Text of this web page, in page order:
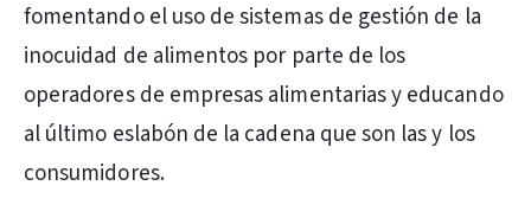
fomentando el uso de sistemas de gestión de la
inocuidad de alimentos por parte de los
operadores de empresas alimentarias y educando
al último eslabón de la cadena que son las y los
consumidores.